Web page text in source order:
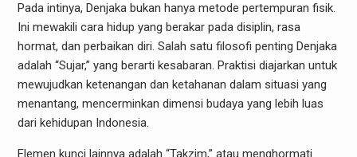
Pada intinya, Denjaka bukan hanya metode pertempuran fisik.
Ini mewakili cara hidup yang berakar pada disiplin, rasa
hormat, dan perbaikan diri. Salah satu filosofi penting Denjaka
adalah “Sujar,” yang berarti kesabaran. Praktisi diajarkan untuk
mewujudkan ketenangan dan ketahanan dalam situasi yang
menantang, mencerminkan dimensi budaya yang lebih luas
dari kehidupan Indonesia.
Elemen kunci lainnya adalah “Takzim,” atau menghormati